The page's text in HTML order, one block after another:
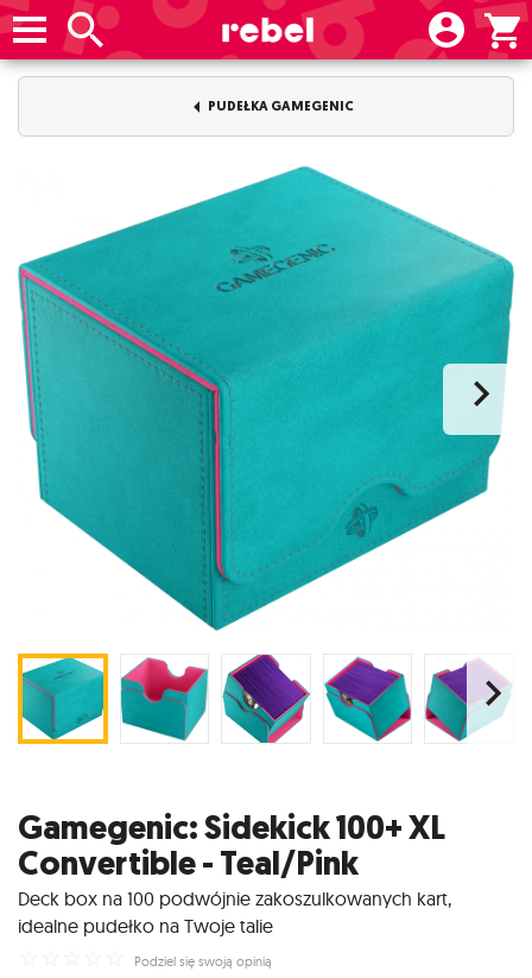
PUDEŁKA GAMEGENIC
Gamegenic: Sidekick 100+ XL
Convertible - Teal/Pink
Deck box na 100 podwójnie zakoszulkowanych kart,
idealne pudełko na Twoje talie
Podziel się swoją opinią